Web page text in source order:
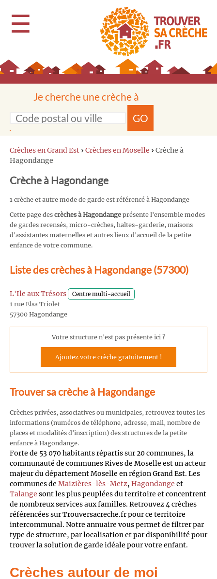
☰
Je cherche une crèche à
GO
Crèches en Grand Est › Crèches en Moselle › Crèche à
Hagondange
Crèche à Hagondange
1 crèche et autre mode de garde est référencé à Hagondange
Cette page des crèches à Hagondange présente l'ensemble modes
de gardes recensés, micro-crèches, haltes-garderie, maisons
d'assistantes maternelles et autres lieux d'accueil de la petite
enfance de votre commune.
Liste des crèches à Hagondange (57300)
L'Ile aux Trésors Centre multi-accueil
1 rue Elsa Triolet
57300 Hagondange
Votre structure n'est pas présente ici ?
Ajoutez votre crèche gratuitement !
Trouver sa crèche à Hagondange
Crèches privées, associatives ou municipales, retrouvez toutes les
informations (numéros de téléphone, adresse, mail, nombre de
places et modalités d'inscription) des structures de la petite
enfance à Hagondange.
Forte de 53 070 habitants répartis sur 20 communes, la
communauté de communes Rives de Moselle est un acteur
majeur du département Moselle en région Grand Est. Les
communes de Maizières-lès-Metz, Hagondange et
Talange sont les plus peuplées du territoire et concentrent
de nombreux services aux familles. Retrouvez 4 crèches
référencées sur Trouversacreche.fr pour ce territoire
intercommunal. Notre annuaire vous permet de filtrer par
type de structure, par localisation et par disponibilité pour
trouver la solution de garde idéale pour votre enfant.
Crèches autour de moi